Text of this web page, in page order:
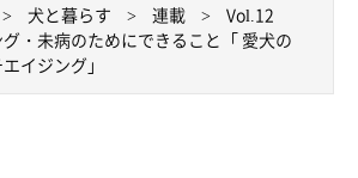
犬と暮らす 連載
Vol.12
・未病のためにできること「 愛犬の
イジング」